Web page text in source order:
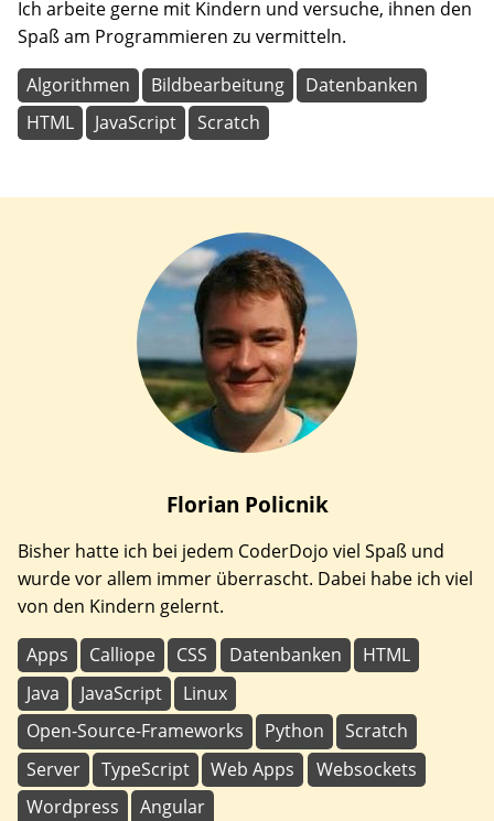
Ich arbeite gerne mit Kindern und versuche, ihnen den
Spaß am Programmieren zu vermitteln.
Algorithmen Bildbearbeitung
Datenbanken
HTML
JavaScript Scratch
Florian Policnik
Bisher hatte ich bei jedem CoderDojo viel Spaß und
wurde vor allem immer überrascht. Dabei habe ich viel
von den Kindern gelernt.
Apps Calliope CSS Datenbanken
HTML
Java
JavaScript
Linux
Open-Source-Frameworks
Python
Scratch
Server
TypeScript Web Apps
Websockets
Wordpress
Angular